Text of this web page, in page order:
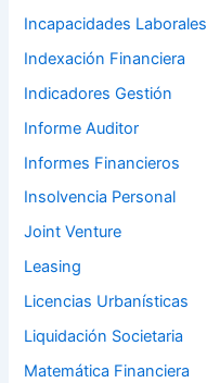
Incapacidades Laborales
Indexación Financiera
Indicadores Gestión
Informe Auditor
Informes Financieros
Insolvencia Personal
Joint Venture
Leasing
Licencias Urbanísticas
Liquidación Societaria
Matemática Financiera